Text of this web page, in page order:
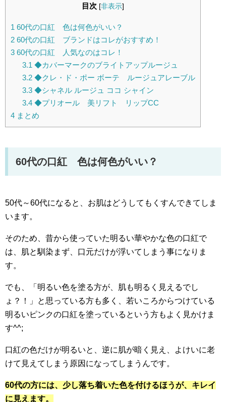
目次 [非表示]
1 60代の口紅 色は何色がいい？
2 60代の口紅 ブランドはコレがおすすめ！
3 60代の口紅 人気なのはコレ！
3.1 ◆カバーマークのブライトアップルージュ
3.2◆クレ・ド・ポー ボーテ ルージュアレーブル
3.3◆シャネル ルージュ ココ シャイン
3.4◆プリオール 美リフト リップCC
4 まとめ
60代の口紅 色は何色がいい？
50代～60代になると、お肌はどうしてもくすんできてしま
います。
そのため、昔から使っていた明るい華やかな色の口紅で
は、肌と馴染まず、口元だけが浮いてしまう事になりま
す。
でも、「明るい色を塗る方が、肌も明るく見えるでし
ょ？！」と思っている方も多く、若いころからつけている
明るいピンクの口紅を塗っているという方もよく見かけま
す^^;
口紅の色だけが明るいと、逆に肌が暗く見え、よけいに老
けて見えてしまう原因になってしまうんです。
60代の方には、少し落ち着いた色を付けるほうが、キレイ
に見えます。